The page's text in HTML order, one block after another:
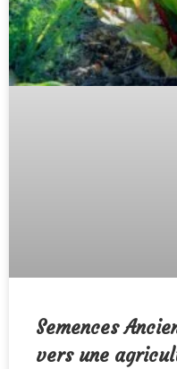
Semences
vers une